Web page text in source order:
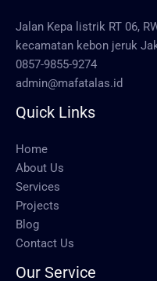
Jalan Kepa listrik RT 06,
kecamatan kebon jeruk
0857-9855-9274
admin@mafatalas.id
Quick Links
Home
About Us
Services
Projects
Blog
Contact Us
Our Service